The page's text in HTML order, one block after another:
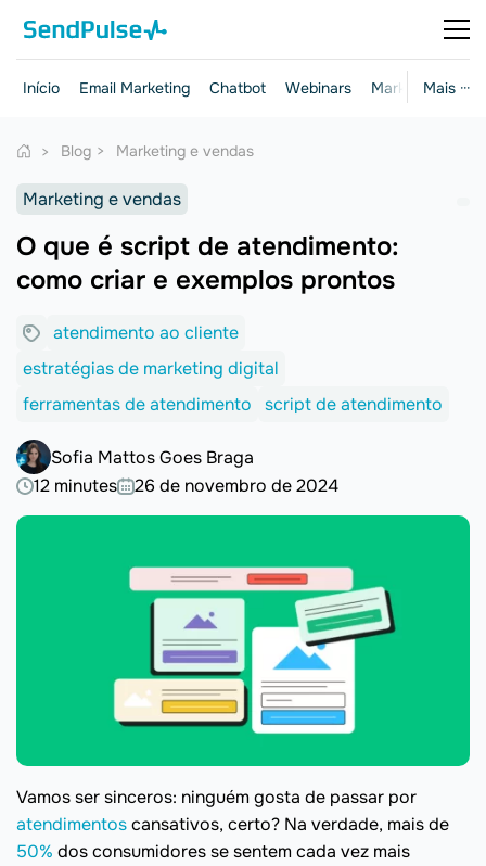
Mais ···
Início Email Marketing Chatbot Webinars Marketing e
Blog Marketing e vendas
Marketing e vendas
O que é script de atendimento:
como criar e exemplos prontos
atendimento ao cliente
estratégias de marketing digital
ferramentas de atendimento
script de atendimento
Sofia Mattos Goes Braga
12 minutes
26 de novembro de 2024
Vamos ser sinceros: ninguém gosta de passar por
atendimentoscansativos, certo? Na verdade, mais de
50% dos consumidores se sentem cada vez mais